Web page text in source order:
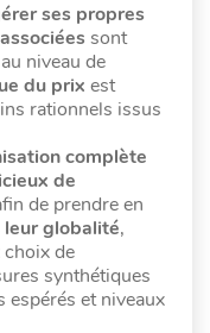
ses propres
sont
niveau de
du prix est
rationnels issus
complète
de
de prendre en
globalité,
de
synthétiques
et niveaux